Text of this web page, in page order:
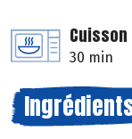
Cuisson
30 min